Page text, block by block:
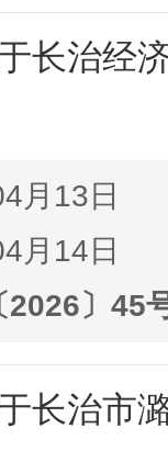
长治经
月13日
月14日
2026〕45
长治市